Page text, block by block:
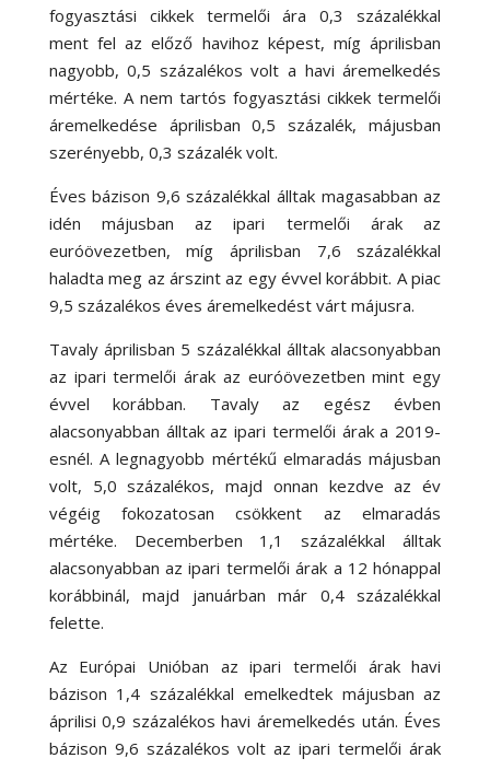
fogyasztási cikkek termelői ára 0,3 százalékkal
ment fel az előző havihoz képest, míg áprilisban
nagyobb, 0,5 százalékos volt a havi áremelkedés
mértéke. A nem tartós fogyasztási cikkek termelői
áremelkedése áprilisban 0,5 százalék, májusban
szerényebb, 0,3 százalék volt.
Éves bázison 9,6 százalékkal álltak magasabban az
idén májusban az ipari termelői árak az
euróövezetben, míg áprilisban 7,6 százalékkal
haladta meg az árszint az egy évvel korábbit. A piac
9,5 százalékos éves áremelkedést várt májusra.
Tavaly áprilisban 5 százalékkal álltak alacsonyabban
az ipari termelői árak az euróövezetben mint egy
évvel korábban. Tavaly az egész évben
alacsonyabban álltak az ipari termelői árak a 2019-
esnél. A legnagyobb mértékű elmaradás májusban
volt, 5,0 százalékos, majd onnan kezdve az év
végéig fokozatosan csökkent az elmaradás
mértéke. Decemberben 1,1 százalékkal álltak
alacsonyabban az ipari termelői árak a 12 hónappal
korábbinál, majd januárban már 0,4 százalékkal
felette.
Az Európai Unióban az ipari termelői árak havi
bázison 1,4 százalékkal emelkedtek májusban az
áprilisi 0,9 százalékos havi áremelkedés után. Éves
bázison 9,6 százalékos volt az ipari termelői árak